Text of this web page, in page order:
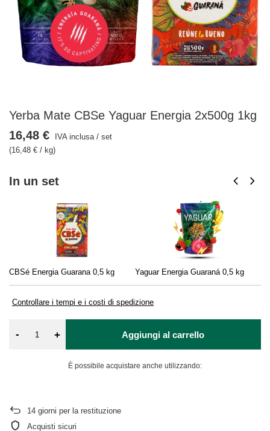
Yerba Mate CBSe Yaguar Energia 2x500g 1kg
In un set
CBSé Energia Guarana 0,5 kg Yaguar Energia Guaraná 0,5 kg
Controllare i tempi e i costi di spedizione
16,48 € IVA inclusa/ set
(16,48 € / kg)
- + Aggiungi al carrello
È possibile acquistare anche utilizzando:
14 giorni per la restituzione
Acquisti sicuri